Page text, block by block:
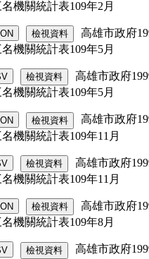
機關統計表109年2月
檢視資料
高雄市政府
機關統計表109年5月
檢視資料
高雄市政府
機關統計表109年5月
檢視資料
高雄市政府
機關統計表109年11月
檢視資料
高雄市政府
機關統計表109年11月
檢視資料
高雄市政府
機關統計表109年8月
檢視資料
高雄市政府